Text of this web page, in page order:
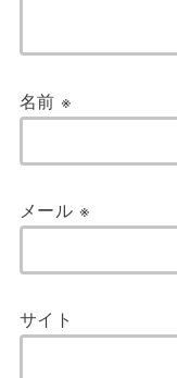
名前※
メール ※
サイト